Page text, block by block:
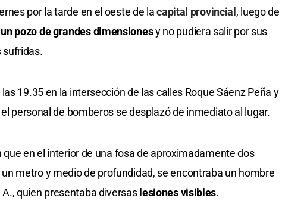
por la tarde en el oeste de lacapital provincial , luego de
un pozo de grandes dimensionesy no pudiera salir por sus
sufridas.
19.35 en la intersección de las calles Roque Sáenz Peña y
el personal de bomberos se desplazó de inmediato al lugar.
en el interior de una fosa de aproximadamente dos
metro y medio de profundidad, se encontraba un hombre
quien presentaba diversaslesiones visibles.